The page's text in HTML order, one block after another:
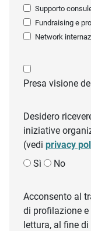
Supporto
Fundraising e
Network
Presa visione
Desidero
iniziative
(vedi privacy
Sì
No
Acconsento al
di profilazione
lettura, al fine